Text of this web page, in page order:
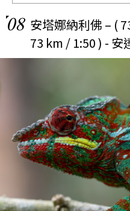
08 安塔娜納利佛 – (
73 km / 1:50 ) -